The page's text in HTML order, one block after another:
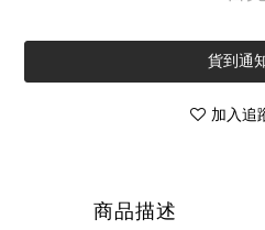
貨到通
加入追
商品描述